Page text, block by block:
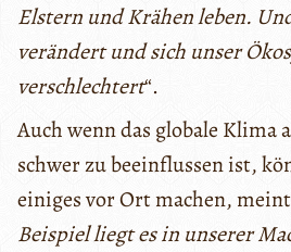
Elstern und Krähen leben.
verändert undsich unser
verschlechtert“.
Auch wenn das globale Klima
schwer zu beeinflussen ist,
einiges vor Ort machen,
Beispiel liegt es in unserer